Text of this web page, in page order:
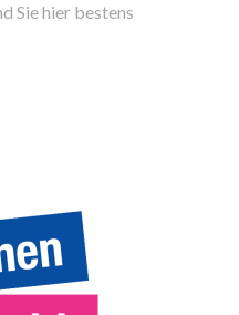
Sie hier bestens